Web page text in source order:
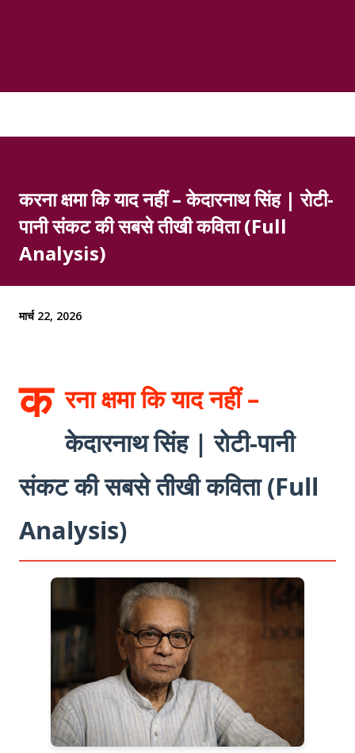
करना क्षमा कि याद नहीं – केदारनाथ सिंह | रोटी-
पानी संकट की सबसे तीखी कविता (Full
Analysis)
मार्च 22, 2026
क रना क्षमा कि याद नहीं –
केदारनाथ सिंह | रोटी-पानी
संकट की सबसे तीखी कविता (Full
Analysis)